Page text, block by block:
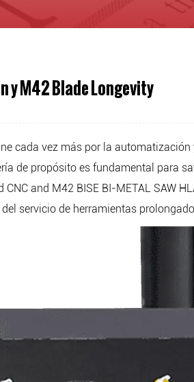
y M42 Blade Longevity
cada vez más por la
de propósito es fundamental para
CNC and M42 BISE BI-METAL SAW
servicio de herramientas